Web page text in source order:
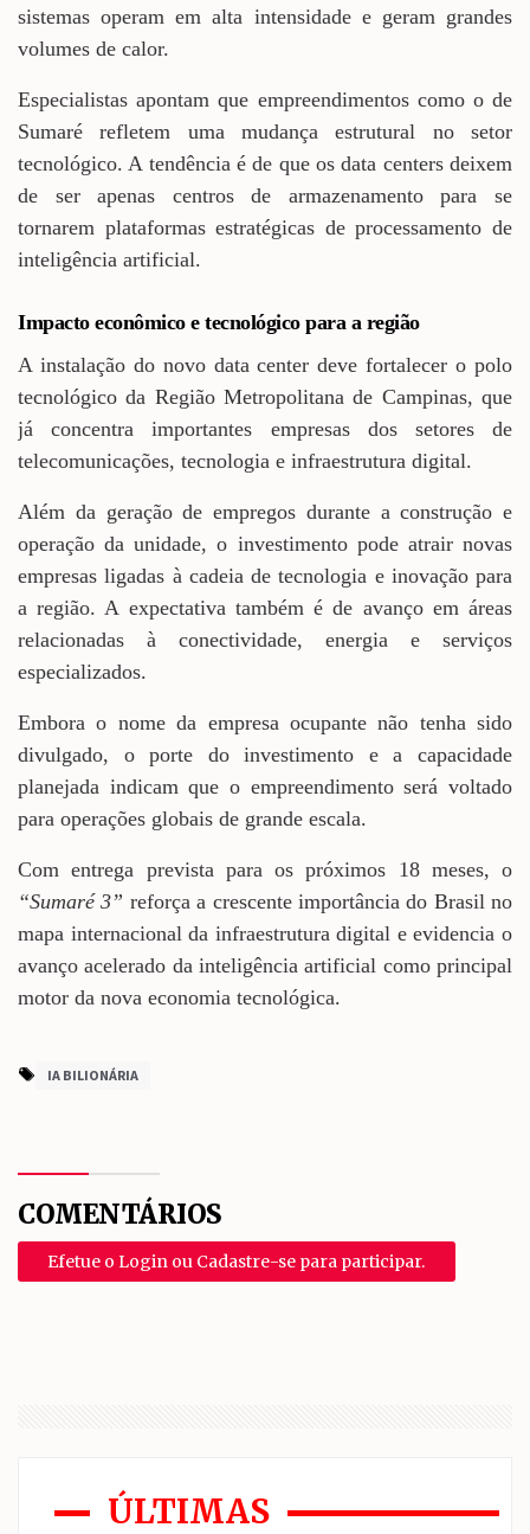
sistemas operam em alta intensidade e geram grandes
volumes de calor.
Especialistas apontam que empreendimentos como o de
Sumaré refletem uma mudança estrutural no setor
tecnológico. A tendência é de que os data centers deixem
de ser apenas centros de armazenamento para se
tornarem plataformas estratégicas de processamento de
inteligência artificial.
Impacto econômico e tecnológico para a região
A instalação do novo data center deve fortalecer o polo
tecnológico da Região Metropolitana de Campinas, que
já concentra importantes empresas dos setores de
telecomunicações, tecnologia e infraestrutura digital.
Além da geração de empregos durante a construção e
operação da unidade, o investimento pode atrair novas
empresas ligadas à cadeia de tecnologia e inovação para
a região. A expectativa também é de avanço em áreas
relacionadas à conectividade, energia e serviços
especializados.
Embora o nome da empresa ocupante não tenha sido
divulgado, o porte do investimento e a capacidade
planejada indicam que o empreendimento será voltado
para operações globais de grande escala.
Com entrega prevista para os próximos 18 meses, o
“Sumaré 3” reforça a crescente importância do Brasil no
mapa internacional da infraestrutura digital e evidencia o
avanço acelerado da inteligência artificial como principal
motor da nova economia tecnológica.
IA BILIONÁRIA
COMENTÁRIOS
Efetue o Login ou Cadastre-se para participar.
ÚLTIMAS